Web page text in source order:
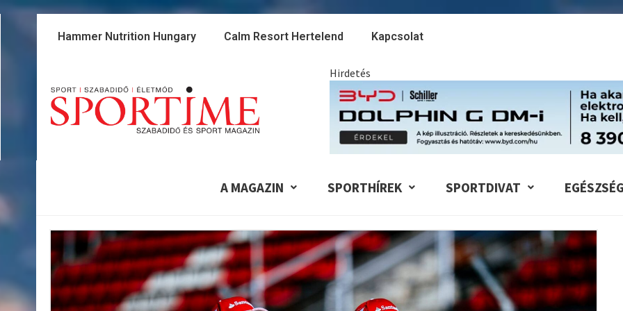
Skip
Hammer Nutrition Hungary Calm Resort Hertelend Kapcsolat
Hirdetés
A MAGAZIN SPORTHÍREK SPORTDIVAT EGÉSZSÉG